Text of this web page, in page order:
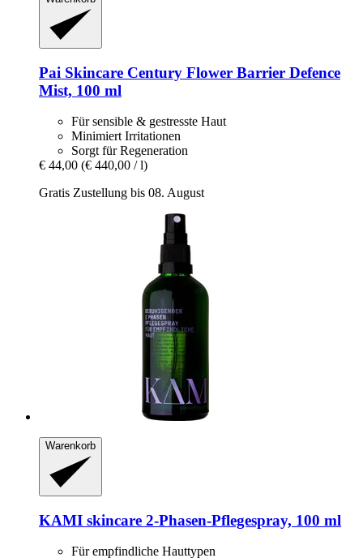
Pai Skincare Century Flower Barrier Defence
Mist, 100 ml
Für sensible & gestresste Haut
Minimiert Irritationen
Sorgt für Regeneration
€ 44,00 (€ 440,00 / l)
Gratis Zustellung bis 08. August
Warenkorb
KAMI skincare 2-​Phasen-​Pflegespray, 100 ml
Für empfindliche Hauttypen